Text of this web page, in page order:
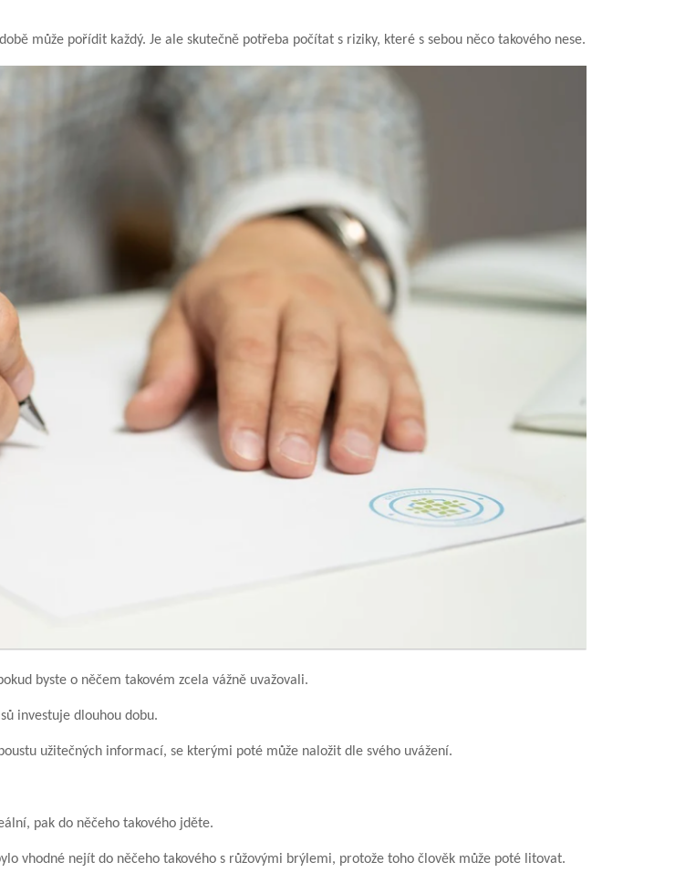
může pořídit každý. Je ale skutečně potřeba počítat s riziky, které s sebou něco takového nese.
byste o něčem takovém zcela vážně uvažovali.
investuje dlouhou dobu.
užitečných informací, se kterými poté může naložit dle svého uvážení.
pak do něčeho takového jděte.
vhodné nejít do něčeho takového s růžovými brýlemi, protože toho člověk může poté litovat.